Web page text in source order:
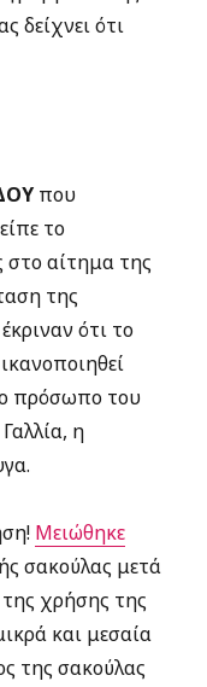
δείχνει ότι
που
το
αίτημα της
της
ότι το
πρόσωπο του
η
Μειώθηκε
σακούλας μετά
της χρήσης της
και μεσαία
της σακούλας